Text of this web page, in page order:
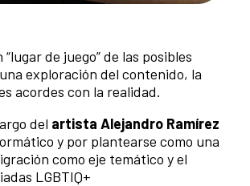
de juego” de las posibles
exploración del contenido, la
acordes con la realidad.
del artista Alejandro Ramírez
y por plantearse como una
como eje temático y el
LGBTIQ+